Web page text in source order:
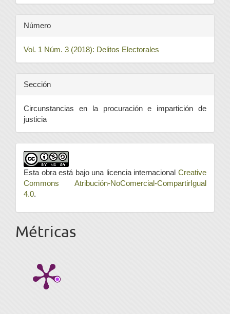
Número
Vol. 1 Núm. 3 (2018): Delitos Electorales
Sección
Circunstancias en la procuración e impartición de
justicia
Esta obra está bajo una licencia internacional Creative
Commons Atribución-NoComercial-CompartirIgual
4.0.
Métricas